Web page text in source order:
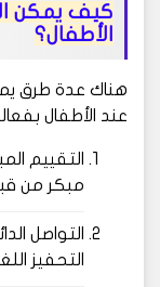
كيف يمكن
الأطفال؟
هناك عدة طرق
عند الأطفال
التقييم
مبكر من
التواصل
التحفيز